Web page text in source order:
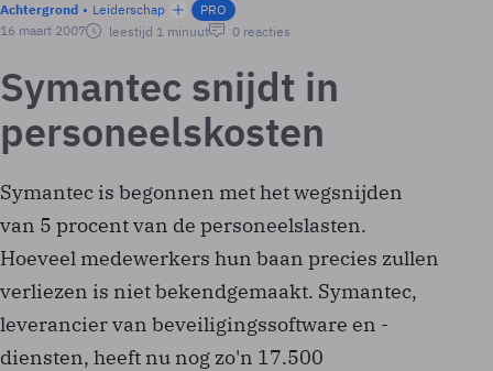
Achtergrond Leiderschap
PRO
16 maart 2007
leestijd 1 minuut 0 reacties
Symantec snijdt in
personeelskosten
Symantec is begonnen met het wegsnijden
van 5 procent van de personeelslasten.
Hoeveel medewerkers hun baan precies zullen
verliezen is niet bekendgemaakt. Symantec,
leverancier van beveiligingssoftware en -
diensten, heeft nu nog zo'n 17.500